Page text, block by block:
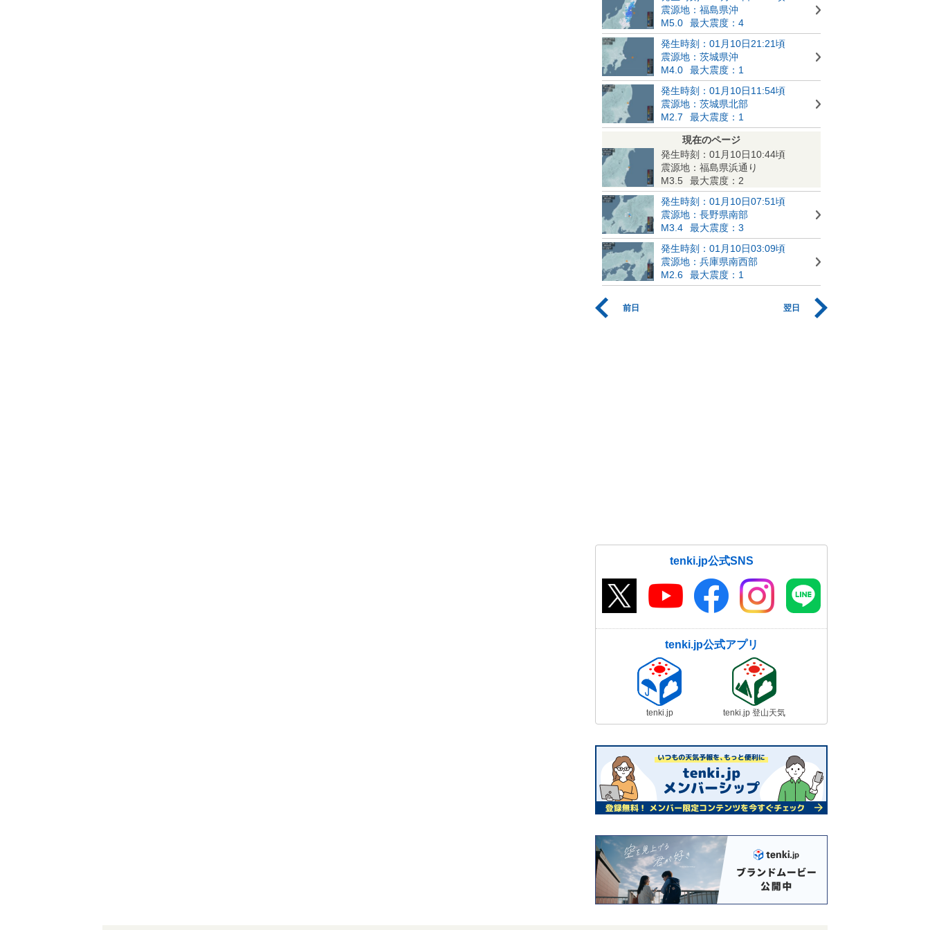
震源地：福島県沖
M5.0
最大震度：4
発生時刻：01月10日21:21頃
震源地：茨城県沖
M4.0
最大震度：1
発生時刻：01月10日11:54頃
震源地：茨城県北部
M2.7
最大震度：1
現在のページ
発生時刻：01月10日10:44頃
震源地：福島県浜通り
M3.5
最大震度：2
発生時刻：01月10日07:51頃
震源地：長野県南部
M3.4
最大震度：3
発生時刻：01月10日03:09頃
震源地：兵庫県南西部
M2.6
最大震度：1
前日 翌日
tenki.jp公式SNS
tenki.jp公式アプリ
tenki.jp tenki.jp 登山天気